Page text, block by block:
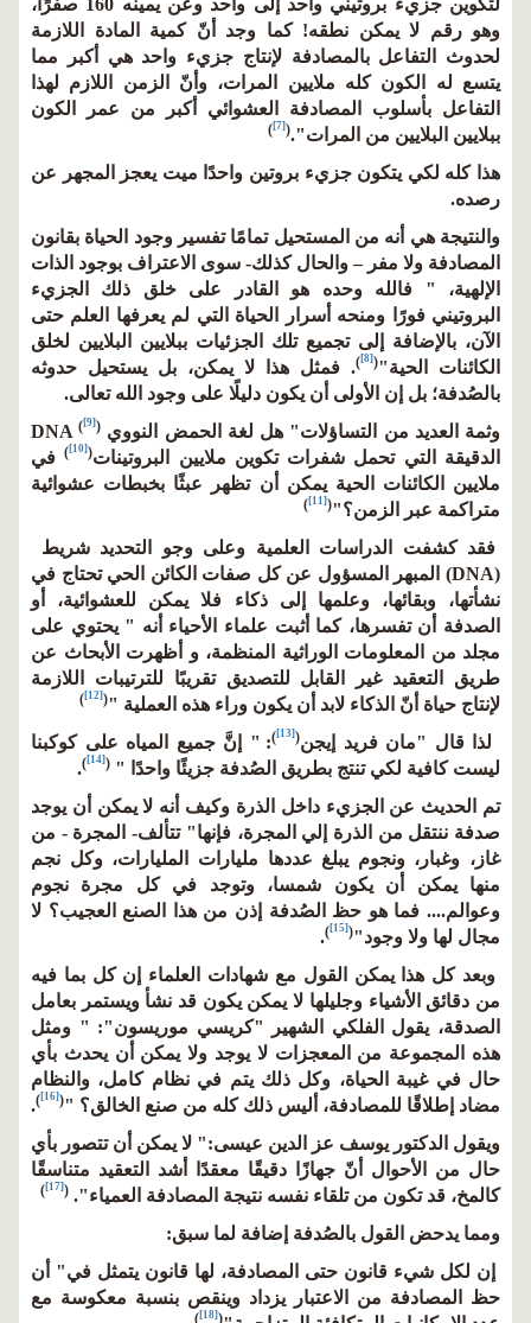
لتكوين جزيء بروتيني واحد إلى واحد وعن يمينه 160 صفرًا،
وهو رقم لا يمكن نطقه! كما وجد أنّ كمية المادة اللازمة
لحدوث التفاعل بالمصادفة لإنتاج جزيء واحد هي أكبر مما
يتسع له الكون كله ملايين المرات، وأنّ الزمن اللازم لهذا
التفاعل بأسلوب المصادفة العشوائي أكبر من عمر الكون
ببلايين البلايين من المرات".(
[7]
)
هذا كله لكي يتكون جزيء بروتين واحدًا ميت يعجز المجهر عن
رصده.
والنتيجة هي أنه من المستحيل تمامًا تفسير وجود الحياة بقانون
المصادفة ولا مفر – والحال كذلك- سوى الاعتراف بوجود الذات
الإلهية، " فالله وحده هو القادر على خلق ذلك الجزيء
البروتيني فورًا ومنحه أسرار الحياة التي لم يعرفها العلم حتى
الآن، بالإضافة إلى تجميع تلك الجزئيات ببلايين البلايين لخلق
الكائنات الحية"(
[8]
). فمثل هذا لا يمكن، بل يستحيل حدوثه
بالصُدفة؛ بل إن الأولى أن يكون دليلًا على وجود الله تعالى.
وثمة العديد من التساؤلات" هل لغة الحمض النووي DNA
([9])
الدقيقة التي تحمل شفرات تكوين ملايين البروتينات(
[10]
)في
ملايين الكائنات الحية يمكن أن تظهر عبثًا بخبطات عشوائية
متراكمة عبر الزمن؟"(
[11]
)
فقد كشفت الدراسات العلمية وعلى وجو التحديد شريط
(DNA) المبهر المسؤول عن كل صفات الكائن الحي تحتاج في
نشأتها، وبقائها، وعلمها إلى ذكاء فلا يمكن للعشوائية، أو
الصدفة أن تفسرها، كما أثبت علماء الأحياء أنه " يحتوي على
مجلد من المعلومات الوراثية المنظمة، و أظهرت الأبحاث عن
طريق التعقيد غير القابل للتصديق تقريبًا للترتيبات اللازمة
لإنتاج حياة أنّ الذكاء لابد أن يكون وراء هذه العملية "(
[12]
)
لذا قال "مان فريد إيجن(
[13]
): " إنَّ جميع المياه على كوكبنا
ليست كافية لكي تنتج بطريق الصُدفة جزيئًا واحدًا " (
[14]
)
.
تم الحديث عن الجزيء داخل الذرة وكيف أنه لا يمكن أن يوجد
صدفة ننتقل من الذرة إلي المجرة، فإنها" تتألف- المجرة - من
غاز، وغبار، ونجوم يبلغ عددها مليارات المليارات، وكل نجم
منها يمكن أن يكون شمسا، وتوجد في كل مجرة نجوم
وعوالم.... فما هو حظ الصُدفة إذن من هذا الصنع العجيب؟ لا
مجال لها ولا وجود"(
[15]
)
.
وبعد كل هذا يمكن القول مع شهادات العلماء إن كل بما فيه
من دقائق الأشياء وجليلها لا يمكن يكون قد نشأ ويستمر بعامل
الصدقة، يقول الفلكي الشهير "كريسي موريسون": " ومثل
هذه المجموعة من المعجزات لا يوجد ولا يمكن أن يحدث بأي
حال في غيبة الحياة، وكل ذلك يتم في نظام كامل، والنظام
مضاد إطلاقًا للمصادفة، أليس ذلك كله من صنع الخالق؟ "(
[16]
)
.
ويقول الدكتور يوسف عز الدين عيسى:" لا يمكن أن تتصور بأي
حال من الأحوال أنّ جهازًا دقيقًا معقدًا أشد التعقيد متناسقًا
كالمخ، قد تكون من تلقاء نفسه نتيجة المصادفة العمياء". (
[17]
)
ومما يدحض القول بالصُدفة إضافة لما سبق:
إن لكل شيء قانون حتى المصادفة، لها قانون يتمثل في" أن
حظ المصادفة من الاعتبار يزداد وينقص بنسبة معكوسة مع
(
[18]
)